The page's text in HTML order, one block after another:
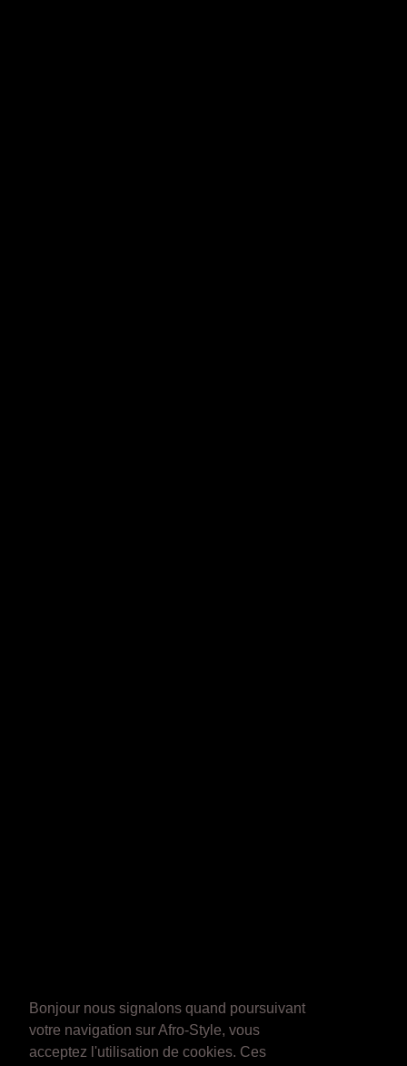
Bonjour nous signalons quand poursuivant
votre navigation sur Afro-Style, vous
acceptez l'utilisation de cookies. Ces